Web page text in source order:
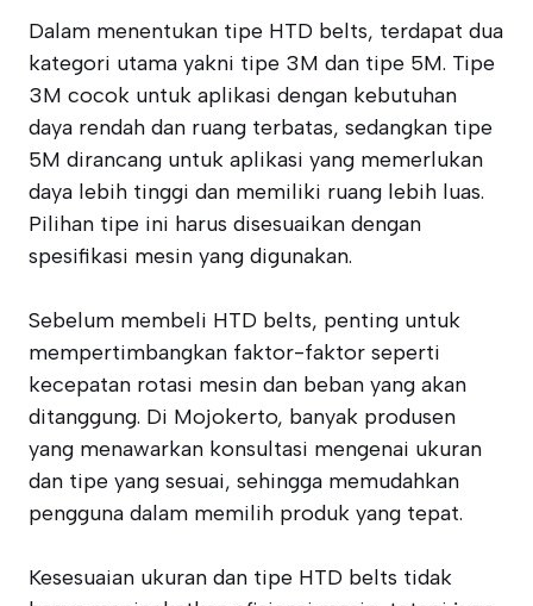
Dalam menentukan tipe HTD belts, terdapat dua
kategori utama yakni tipe 3M dan tipe 5M. Tipe
3M cocok untuk aplikasi dengan kebutuhan
daya rendah dan ruang terbatas, sedangkan tipe
5M dirancang untuk aplikasi yang memerlukan
daya lebih tinggi dan memiliki ruang lebih luas.
Pilihan tipe ini harus disesuaikan dengan
spesifikasi mesin yang digunakan.
Sebelum membeli HTD belts, penting untuk
mempertimbangkan faktor-faktor seperti
kecepatan rotasi mesin dan beban yang akan
ditanggung. Di Mojokerto, banyak produsen
yang menawarkan konsultasi mengenai ukuran
dan tipe yang sesuai, sehingga memudahkan
pengguna dalam memilih produk yang tepat.
Kesesuaian ukuran dan tipe HTD belts tidak